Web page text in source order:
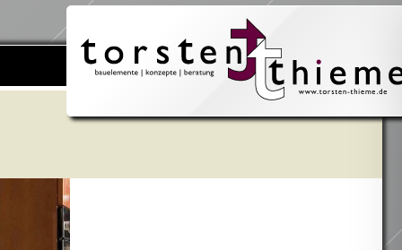
Suchen
nach: